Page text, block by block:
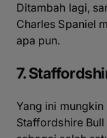
Ditambah lagi,
Charles Spaniel
apa pun.
7.
Yang ini
Staffordshire